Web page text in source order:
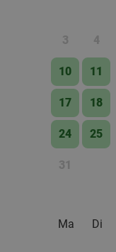
3 4
10 11
17 18
24 25
31
Ma
Di